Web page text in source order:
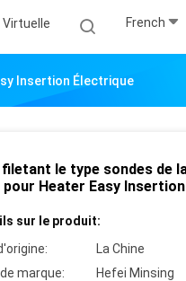
Virtuelle French
Insertion Électrique
filetant le type sondes de
pour Heater Easy
sur le produit:
La Chine
marque:
Hefei Minsing